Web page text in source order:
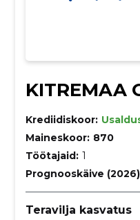
KITREMAA
Krediidiskoor:
Maineskoor: 870
Töötajaid: 1
Prognooskäive
Teravilja kasvatus